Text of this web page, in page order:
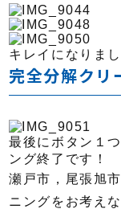
キレイになりま
完全分解クリ
最後にボタン１
ング終了です！
瀬戸市，尾張旭
ニングをお考え